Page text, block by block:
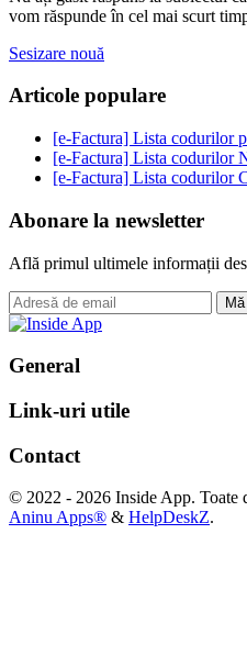
vom răspunde în cel mai scurt
Sesizare nouă
Articole populare
[e-Factura] Lista codurilor
[e-Factura] Lista codurilor
[e-Factura] Lista codurilor
Abonare la newsletter
Află primul ultimele informații
General
Link-uri utile
Contact
© 2022 - 2026 Inside App. Toate
Aninu Apps® & HelpDeskZ.